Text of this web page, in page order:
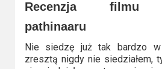
Recenzja filmu
pathinaaru
Nie siedzę już tak bardzo
zresztą nigdy nie siedziałem,